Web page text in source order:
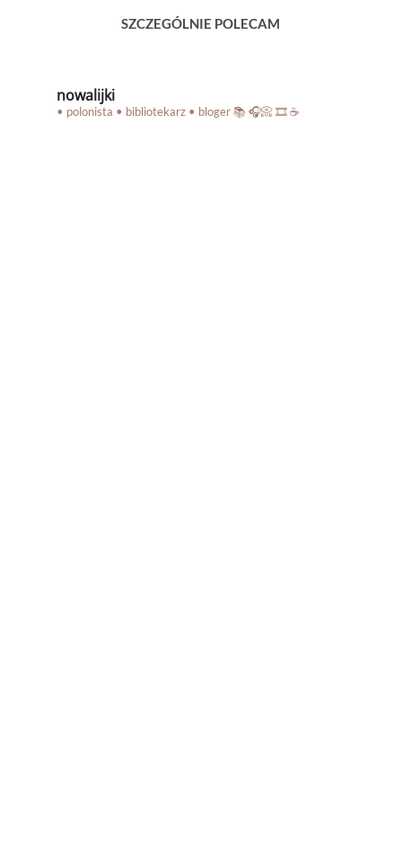
SZCZEGÓLNIE POLECAM
nowalijki
• polonista • bibliotekarz • bloger📚 🎧📀 🎞️ ☕️